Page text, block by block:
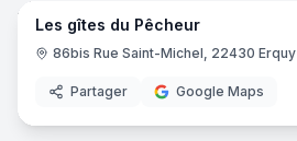
Les gîtes du Pêcheur
86bis Rue Saint-Michel, 22430 Erquy
Partager Google Maps